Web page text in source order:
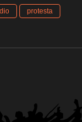
protesta